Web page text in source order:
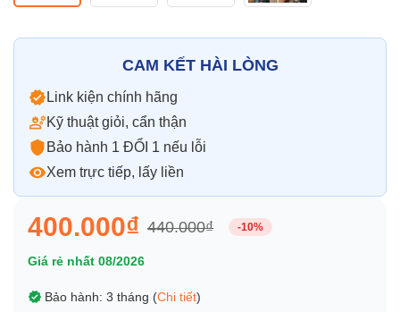
CAM KẾT HÀI LÒNG
Link kiện chính hãng
Kỹ thuật giỏi, cẩn thận
Bảo hành 1 ĐỔI 1 nếu lỗi
Xem trực tiếp, lấy liền
400.000₫ 440.000₫ -10%
Giá rẻ nhất 08/2026
Bảo hành: 3 tháng (Chi tiết)